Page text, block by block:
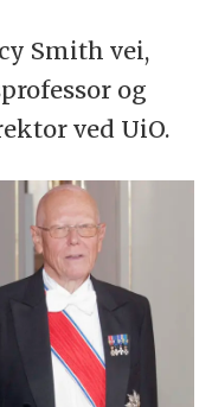
Smith vei,
og
ved UiO.